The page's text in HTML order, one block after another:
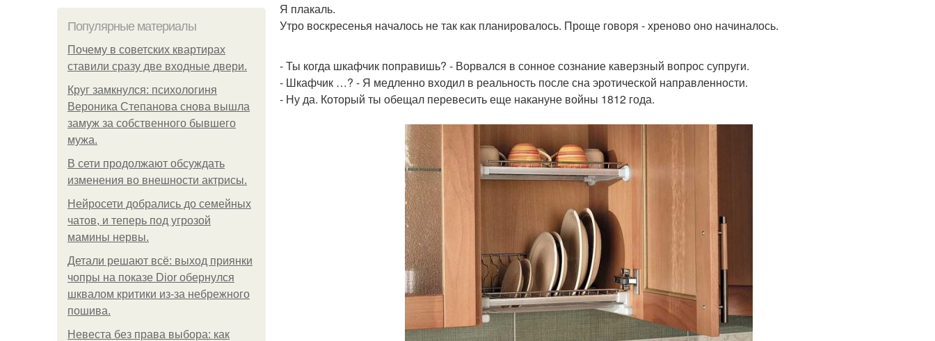
Популярные материалы
Почему в советских квартирах
ставили сразу две входные двери.
Круг замкнулся: психологиня
Вероника Степанова снова вышла
замуж за собственного бывшего
мужа.
В сети продолжают обсуждать
изменения во внешности актрисы.
Нейросети добрались до семейных
чатов, и теперь под угрозой
мамины нервы.
Детали решают всё: выход приянки
чопры на показе Dior обернулся
шквалом критики из-за небрежного
пошива.
Невеста без права выбора: как
Я плакаль.
Утро воскресенья началось не так как планировалось. Проще говоря - хреново оно начиналось.
- Ты когда шкафчик поправишь? - Ворвался в сонное сознание каверзный вопрос супруги.
- Шкафчик …? - Я медленно входил в реальность после сна эротической направленности.
- Ну да. Который ты обещал перевесить еще накануне войны 1812 года.